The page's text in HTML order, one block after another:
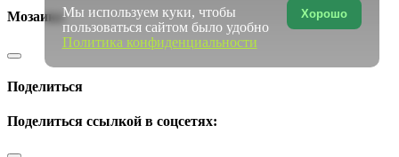
Мозаика
Поделиться
Поделиться ссылкой в соцсетях:
Хорошо
Мы используем куки, чтобы
пользоваться сайтом было удобно
Политика конфиденциальности